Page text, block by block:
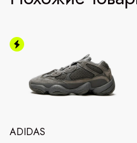
ADIDAS